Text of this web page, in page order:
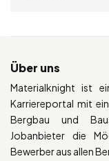
Über uns
Materialknight ist
Karriereportal mit
Bergbau und
Jobanbieter die
Bewerber aus allen